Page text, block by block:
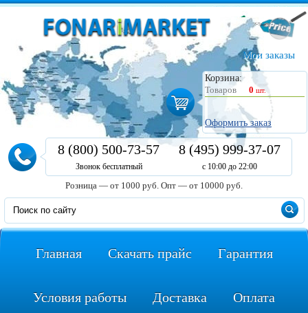
Мои заказы
Корзина:
Товаров
0 шт.
Оформить заказ
8 (800) 500-73-57
Звонок бесплатный
8 (495) 999-37-07
с 10:00 до 22:00
Розница — от 1000 руб. Опт — от 10000 руб.
Главная Скачать прайс Гарантия
Условия работы Доставка Оплата